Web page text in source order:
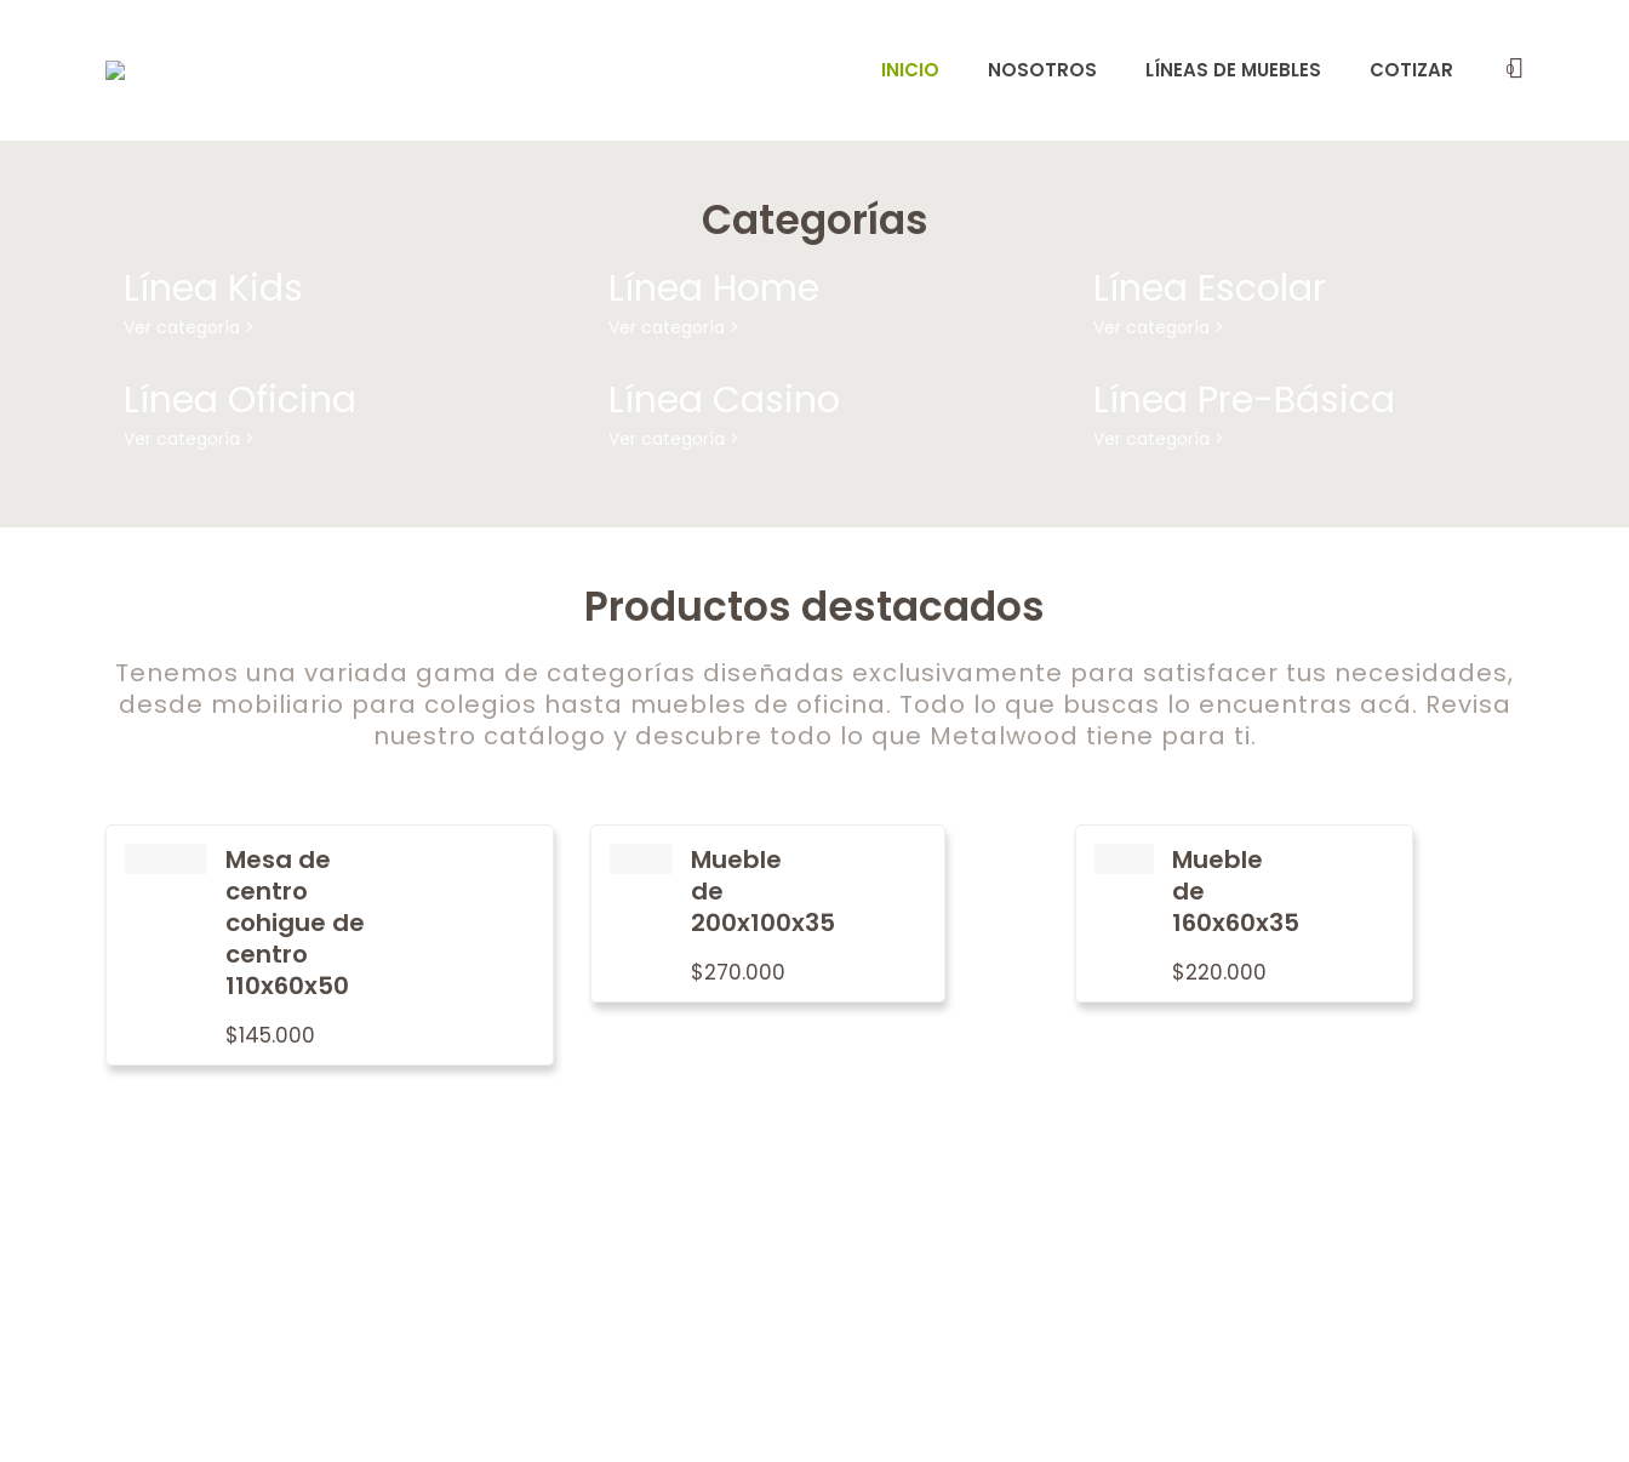
INICIO NOSOTROS LÍNEAS DE MUEBLES COTIZAR 0
Categorías
Línea Kids
Ver categoría >
Línea Home
Ver categoría >
Línea Escolar
Ver categoría >
Línea Oficina
Ver categoría >
Línea Casino
Ver categoría >
Línea Pre-Básica
Ver categoría >
Productos destacados
Tenemos una variada gama de categorías diseñadas exclusivamente para satisfacer tus necesidades,
desde mobiliario para colegios hasta muebles de oficina. Todo lo que buscas lo encuentras acá. Revisa
nuestro catálogo y descubre todo lo que Metalwood tiene para ti.
Mesa de
centro
cohigue de
centro
110x60x50
$145.000
Mueble
de
200x100x35
$270.000
Mueble
de
160x60x35
$220.000